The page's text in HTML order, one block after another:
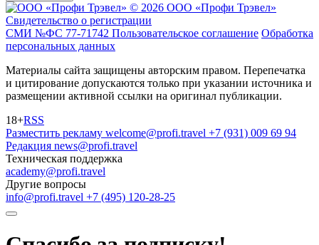
© 2026 ООО «Профи Трэвeл»
Свидетельство о регистрации
СМИ №ФС 77-71742 Пользовательское соглашение Обработка
персональных данных
Материалы сайта защищены авторским правом. Перепечатка
и цитирование допускаются только при указании источника и
размещении активной ссылки на оригинал публикации.
18+RSS
Разместить рекламу welcome@profi.travel +7 (931) 009 69 94
Редакция news@profi.travel
Техническая поддержка
academy@profi.travel
Другие вопросы
info@profi.travel +7 (495) 120-28-25